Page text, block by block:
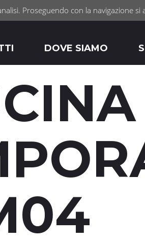
DOVE SIAMO
Proseguendo con la navigazione